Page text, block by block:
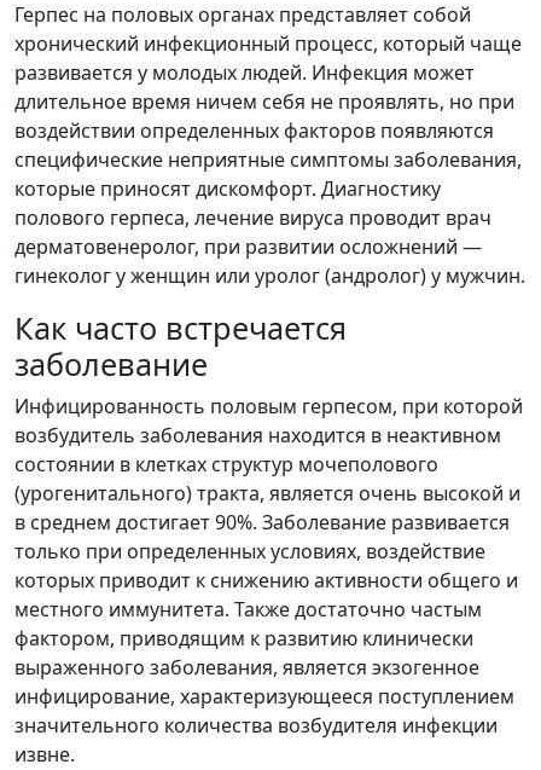
Герпес на половых органах представляет собой
хронический инфекционный процесс, который чаще
развивается у молодых людей. Инфекция может
длительное время ничем себя не проявлять, но при
воздействии определенных факторов появляются
специфические неприятные симптомы заболевания,
которые приносят дискомфорт. Диагностику
полового герпеса, лечение вируса проводит врач
дерматовенеролог, при развитии осложнений —
гинеколог у женщин или уролог (андролог) у мужчин.
Как часто встречается
заболевание
Инфицированность половым герпесом, при которой
возбудитель заболевания находится в неактивном
состоянии в клетках структур мочеполового
(урогенитального) тракта, является очень высокой и
в среднем достигает 90%. Заболевание развивается
только при определенных условиях, воздействие
которых приводит к снижению активности общего и
местного иммунитета. Также достаточно частым
фактором, приводящим к развитию клинически
выраженного заболевания, является экзогенное
инфицирование, характеризующееся поступлением
значительного количества возбудителя инфекции
извне.